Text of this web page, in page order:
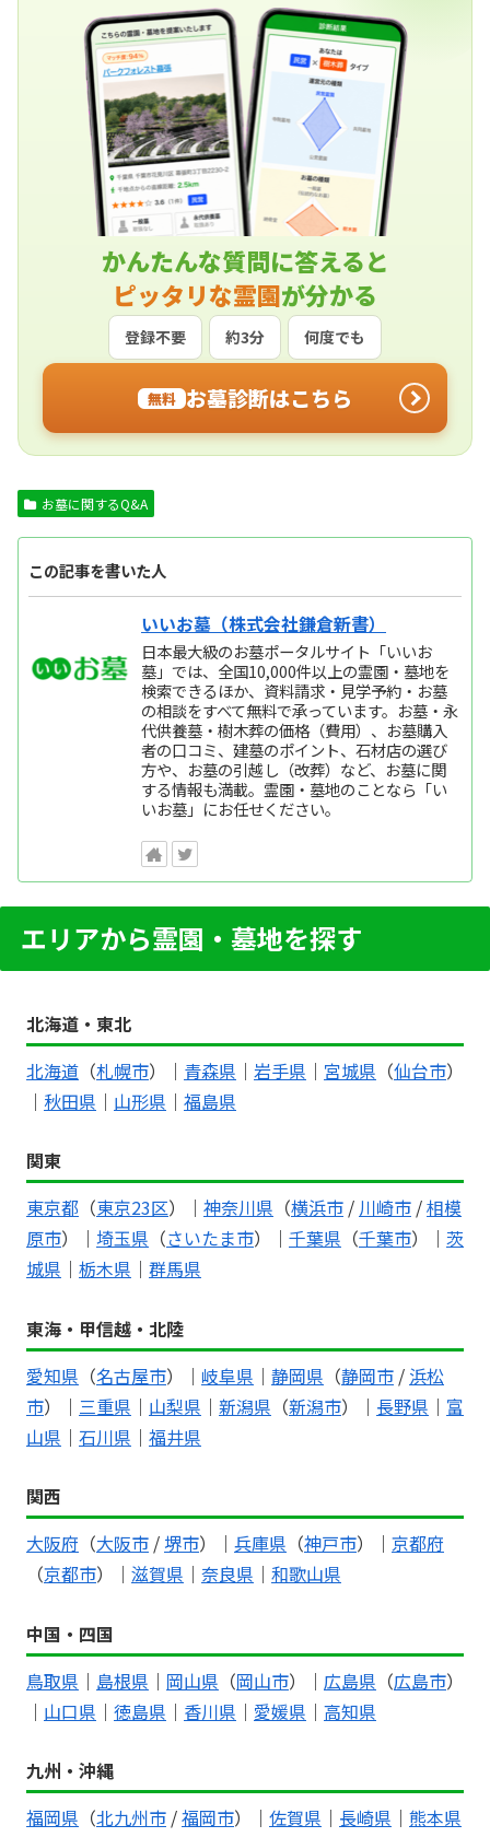
かんたんな質問に答えると
ピッタリな霊園が分かる
登録不要 約3分 何度でも
無料 お墓診断はこちら
お墓に関するQ&A
この記事を書いた人
いいお墓（株式会社鎌倉新書）
日本最大級のお墓ポータルサイト「いいお
墓」では、全国10,000件以上の霊園・墓地を
検索できるほか、資料請求・見学予約・お墓
の相談をすべて無料で承っています。お墓・永
代供養墓・樹木葬の価格（費用）、お墓購入
者の口コミ、建墓のポイント、石材店の選び
方や、お墓の引越し（改葬）など、お墓に関
する情報も満載。霊園・墓地のことなら「い
いお墓」にお任せください。
エリアから霊園・墓地を探す
北海道・東北
北海道 （札幌市）｜ 青森県 ｜ 岩手県 ｜ 宮城県 （仙台市）
｜ 秋田県 ｜ 山形県 ｜ 福島県
関東
東京都 （東京23区）｜ 神奈川県 （横浜市 / 川崎市 /相模
原市）｜ 埼玉県 （さいたま市）｜ 千葉県 （千葉市）｜ 茨
城県 ｜ 栃木県 ｜ 群馬県
東海・甲信越・北陸
愛知県 （名古屋市）｜ 岐阜県 ｜ 静岡県 （静岡市 / 浜松
市）｜ 三重県 ｜ 山梨県 ｜ 新潟県 （新潟市）｜ 長野県 ｜ 富
山県 ｜ 石川県 ｜ 福井県
関西
大阪府 （大阪市 / 堺市）｜ 兵庫県 （神戸市）｜ 京都府
（京都市）｜ 滋賀県 ｜ 奈良県 ｜ 和歌山県
中国・四国
鳥取県 ｜ 島根県 ｜ 岡山県 （岡山市）｜ 広島県 （広島市）
｜ 山口県 ｜ 徳島県 ｜ 香川県 ｜ 愛媛県 ｜ 高知県
九州・沖縄
福岡県 （北九州市 /福岡市）｜ 佐賀県 ｜ 長崎県 ｜ 熊本県